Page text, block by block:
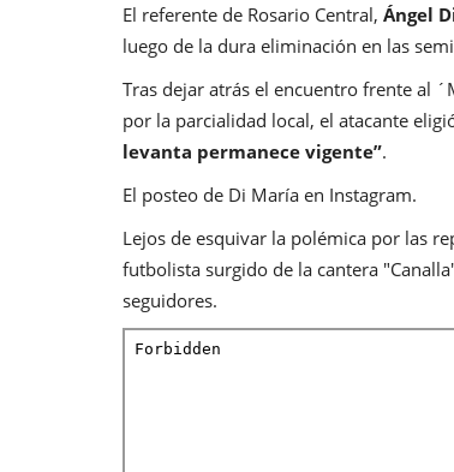
El referente de Rosario Central, Ángel
luego de la dura eliminación en las
Tras dejar atrás el encuentro frente al
por la parcialidad local, el atacante
levanta permanece vigente”.
El posteo de Di María en Instagram.
Lejos de esquivar la polémica por las
futbolista surgido de la cantera
seguidores.